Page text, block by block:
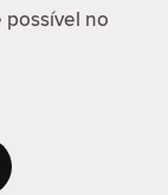
possível no